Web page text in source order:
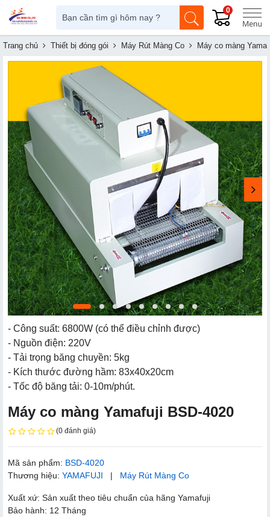
0
Trang chủ Thiết bị đóng gói Máy Rút Màng Co Máy co màng
- Công suất: 6800W (có thể điều chỉnh được)
- Nguồn điện: 220V
- Tải trọng băng chuyền: 5kg
- Kích thước đường hầm: 83x40x20cm
- Tốc độ băng tải: 0-10m/phút.
Máy co màng Yamafuji BSD-4020
(0 đánh giá)
Mã sản phẩm: BSD-4020
Thương hiệu: YAMAFUJI | Máy Rút Màng Co
Xuất xứ: Sản xuất theo tiêu chuẩn của hãng Yamafuji
Bảo hành: 12 Tháng